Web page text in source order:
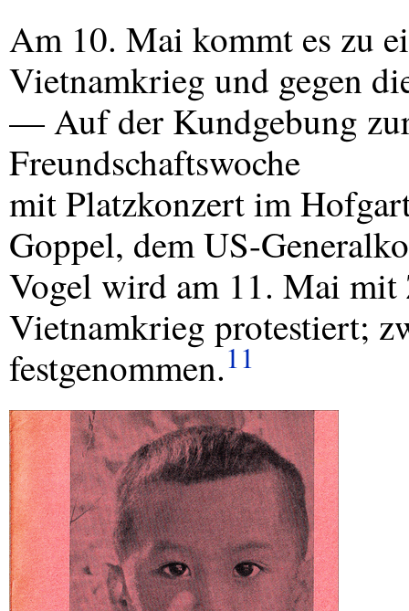
Am 10. Mai kommt es zu
Vietnamkrieg und gegen
— Auf der Kundgebung
Freundschaftswoche
mit Platzkonzert im
Goppel, dem US-
Vogel wird am 11. Mai mit
Vietnamkrieg protestiert;
festgenommen.11